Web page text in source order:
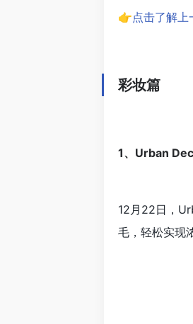
👉点击了解上
彩妆篇
1、Urban
12月22日，
毛，轻松实现